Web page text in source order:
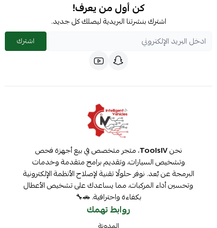
كن أول من يعرف!
اشترك بنشرتنا البريدية ليصلك كل جديد.
اشترك
نحنToolsIV، متجر متخصص في بيع أجهزة فحص
وتشخيص السيارات، وتقديم برامج متقدمة وخدمات
البرمجة عن بُعد. نوفر حلولًا تقنية لإصلاح الأنظمة الإلكترونية
وتحسين أداء المركبات، مما يساعدك على تشخيص الأعطال
بكفاءة واحترافية. 🚗🔧
روابط تهمك